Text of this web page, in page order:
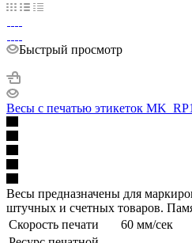
Быстрый просмотр
Весы с печатью этикеток
Весы предназначены для
штучных и счетных товаров.
Скорость печати
60 мм/сек